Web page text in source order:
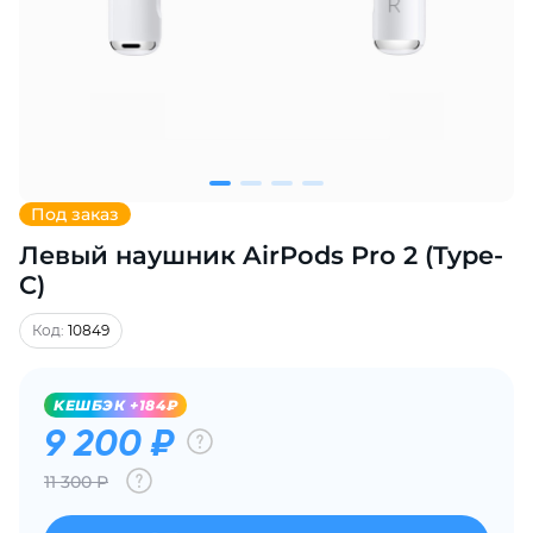
Под заказ
Левый наушник AirPods Pro 2 (Type-
C)
Код: 10849
KЕШБЭК +184₽
9 200 ₽
11 300 Р
Добавляйте товары
% картой любого банка
Получайте товар
списываться
по25%каждые 2 недели
Подробнее